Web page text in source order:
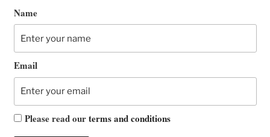
Name
Email
Please read ourterms and conditions